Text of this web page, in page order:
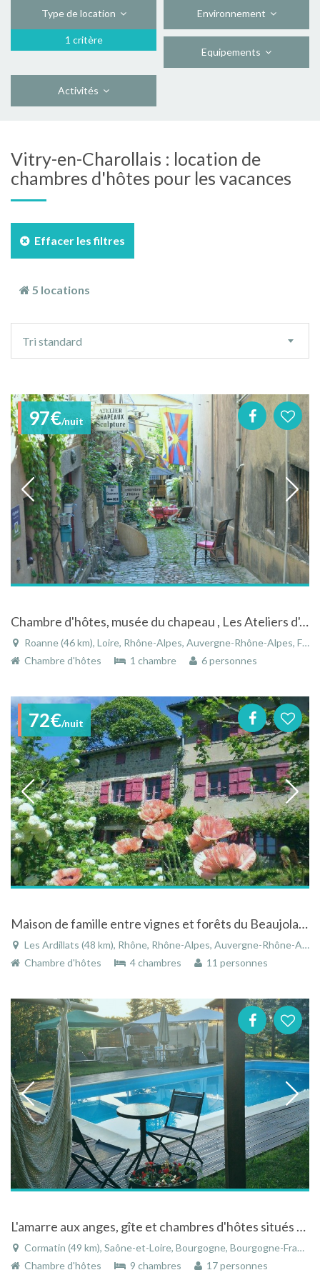
Type de location
1 critère
Environnement
Equipements
Activités
Vitry-en-Charollais : location de
chambres d'hôtes pour les vacances
Effacer les filtres
5 locations
tri
Tri standard
97€/nuit
Chambre d'hôtes, musée du chapeau , Les Ateliers d'Art, chapeaux et sculpture
Roanne (46 km), Loire, Rhône-Alpes, Auvergne-Rhône-Alpes, France
Chambre d'hôtes
1 chambre 6 personnes
72€/nuit
Maison de famille entre vignes et forêts du Beaujolais à Les Ardillats - Rhône - Rhône-Alpes
Les Ardillats (48 km), Rhône, Rhône-Alpes, Auvergne-Rhône-Alpes, France
Chambre d'hôtes
4 chambres 11 personnes
L'amarre aux anges, gîte et chambres d'hôtes situés au cœur de la Bourgogne
Cormatin (49 km), Saône-et-Loire, Bourgogne, Bourgogne-Franche-Comté, France
Chambre d'hôtes
9 chambres 17 personnes